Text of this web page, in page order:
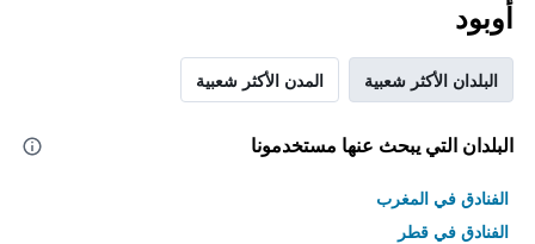
أوبود
البلدان الأكثر شعبية المدن الأكثر شعبية
البلدان التي يبحث عنها مستخدمونا
الفنادق في المغرب
الفنادق في قطر